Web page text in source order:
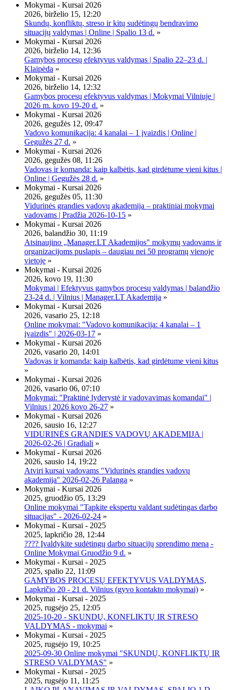
Mokymai - Kursai 2026
2026, birželio 15, 12:20
Skundų, konfliktų, streso ir kitų sudėtingų bendravimo
situacijų valdymas | Online | Spalio 13 d. »
Mokymai - Kursai 2026
2026, birželio 14, 12:36
Gamybos procesų efektyvus valdymas | Spalio 22–23 d. |
Klaipėda »
Mokymai - Kursai 2026
2026, birželio 14, 12:32
Gamybos procesų efektyvus valdymas | Mokymai Vilniuje |
2026 m. kovo 19-20 d. »
Mokymai - Kursai 2026
2026, gegužės 12, 09:47
Vadovo komunikacija: 4 kanalai – 1 įvaizdis | Online |
Gegužės 27 d. »
Mokymai - Kursai 2026
2026, gegužės 08, 11:26
Vadovas ir komanda: kaip kalbėtis, kad girdėtume vieni kitus |
Online | Gegužės 28 d. »
Mokymai - Kursai 2026
2026, gegužės 05, 11:30
Vidurinės grandies vadovų akademija – praktiniai mokymai
vadovams | Pradžia 2026-10-15 »
Mokymai - Kursai 2026
2026, balandžio 30, 11:19
Atsinaujino „Manager.LT Akademijos" mokymų vadovams ir
organizacijoms puslapis – daugiau nei 50 programų vienoje
vietoje »
Mokymai - Kursai 2026
2026, kovo 19, 11:30
Mokymai | Efektyvus gamybos procesų valdymas | balandžio
23-24 d. | Vilnius | Manager.LT Akademija »
Mokymai - Kursai 2026
2026, vasario 25, 12:18
Online mokymai: "Vadovo komunikacija: 4 kanalai – 1
įvaizdis" | 2026-03-17 »
Mokymai - Kursai 2026
2026, vasario 20, 14:01
Vadovas ir komanda: kaip kalbėtis, kad girdėtume vieni kitus
»
Mokymai - Kursai 2026
2026, vasario 06, 07:10
Mokymai: "Praktinė lyderystė ir vadovavimas komandai" |
Vilnius | 2026 kovo 26-27 »
Mokymai - Kursai 2026
2026, sausio 16, 12:27
VIDURINĖS GRANDIES VADOVŲ AKADEMIJA |
2026-02-26 | Gradiali »
Mokymai - Kursai 2026
2026, sausio 14, 19:22
Atviri kursai vadovams "Vidurinės grandies vadovų
akademija" 2026-02-26 Palanga »
Mokymai - Kursai 2026
2025, gruodžio 05, 13:29
Online mokymai "Tapkite ekspertu valdant sudėtingas darbo
situacijas" - 2026-02-24 »
Mokymai - Kursai - 2025
2025, lapkričio 28, 12:44
???? Įvaldykite sudėtingų darbo situacijų sprendimo meną -
Online Mokymai Gruodžio 9 d. »
Mokymai - Kursai - 2025
2025, spalio 22, 11:09
GAMYBOS PROCESŲ EFEKTYVUS VALDYMAS,
Lapkričio 20 - 21 d. Vilnius (gyvo kontakto mokymai) »
Mokymai - Kursai - 2025
2025, rugsėjo 25, 12:05
2025-10-20 - SKUNDŲ, KONFLIKTŲ IR STRESO
VALDYMAS - mokymai »
Mokymai - Kursai - 2025
2025, rugsėjo 19, 10:25
2025-09-30 Online mokymai "SKUNDŲ, KONFLIKTŲ IR
STRESO VALDYMAS" »
Mokymai - Kursai - 2025
2025, rugsėjo 11, 11:25